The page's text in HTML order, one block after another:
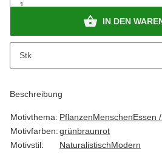
Stk
IN DEN
Beschreibung
Motivthema: PflanzenMenschenEssen
Motivfarben:grünbraunrot
Motivstil:
NaturalistischModern